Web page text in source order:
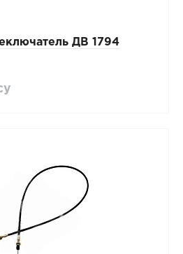
ДВ 1794